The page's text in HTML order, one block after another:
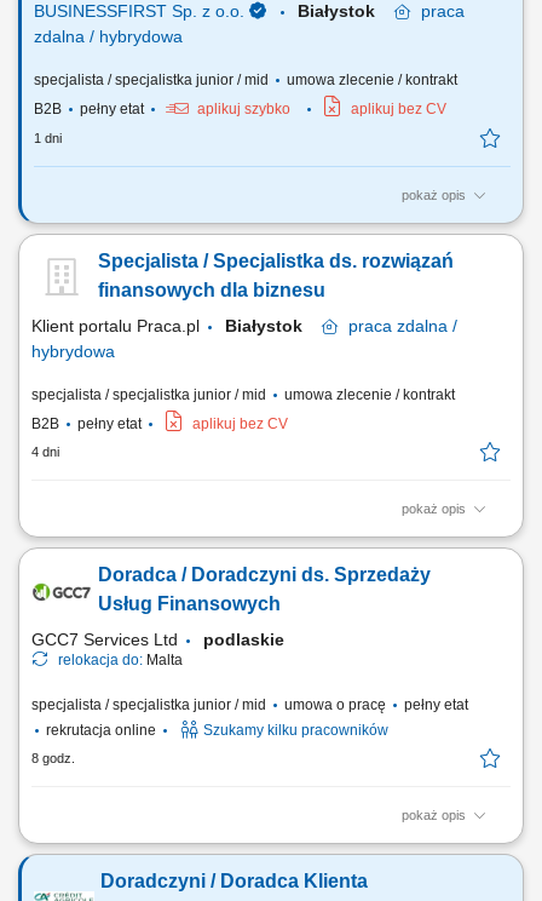
BUSINESSFIRST Sp. z o.o. Białystok
praca
zdalna / hybrydowa
specjalista / specjalistka junior / mid
umowa zlecenie / kontrakt
B2B
pełny etat aplikuj szybko aplikuj bez CV
1 dni
pokaż opis
Opis stanowiska Pozyskiwanie klientów biznesowych oraz sprzedaż
rachunki bankowe, faktoring i inne rozwiązania finansowe. Rozwój w
kierunku multidoradcy poprzez poszerzanie oferty produktowej dla
Specjalista / Specjalistka ds. rozwiązań
finansowych dla biznesu
Klient portalu Praca.pl Białystok praca zdalna /
hybrydowa
specjalista / specjalistka junior / mid
umowa zlecenie / kontrakt
B2B
pełny etat aplikuj bez CV
4 dni
pokaż opis
Samodzielne docieranie do sektora przedsiębiorstw i doradztwo w
kompetencji doradczych zmierzający do samodzielnego zarządzania
pełnym portfolio usług bankowych. Prowadzenie rozmów handlowych
Doradca / Doradczyni ds. Sprzedaży
Usług Finansowych
GCC7 Services Ltd podlaskie
relokacja do: Malta
specjalista / specjalistka junior / mid umowa o pracę
pełny etat
rekrutacja online
Szukamy kilku pracowników
8 godz.
pokaż opis
Zakres obowiązków: Prowadzenie telefonicznych rozmów z klientami
tym szkoleń z zakresu edukacji finansowej. Budowanie relacji z
Doradczyni / Doradca Klienta